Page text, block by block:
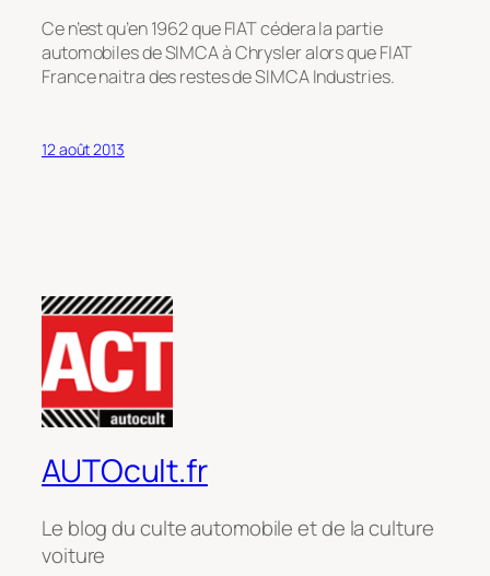
Ce n’est qu’en 1962 que FIAT cédera la partie
automobiles de SIMCA à Chrysler alors que FIAT
France naitra des restes de SIMCA Industries.
12 août 2013
AUTOcult.fr
Le blog du culte automobile et de la culture
voiture